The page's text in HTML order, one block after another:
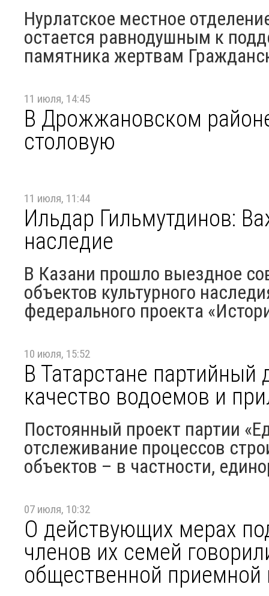
Нурлатское местное
остается равнодушным к
памятника жертвам
11 июля, 14:45
В Дрожжановском
столовую
11 июля, 11:44
Ильдар Гильмутдинов:
наследие
В Казани прошло выездное
объектов культурного
федерального проекта
10 июля, 15:52
В Татарстане партийный
качество водоемов и
Постоянный проект партии
отслеживание процессов
объектов – в частности,
07 июля, 10:32
О действующих мерах
членов их семей
общественной приемной